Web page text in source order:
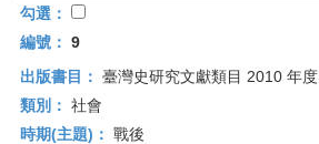
勾選：
編號： 9
出版書目： 臺灣史研究文獻類目 2010 年度
類別： 社會
時期(主題)： 戰後